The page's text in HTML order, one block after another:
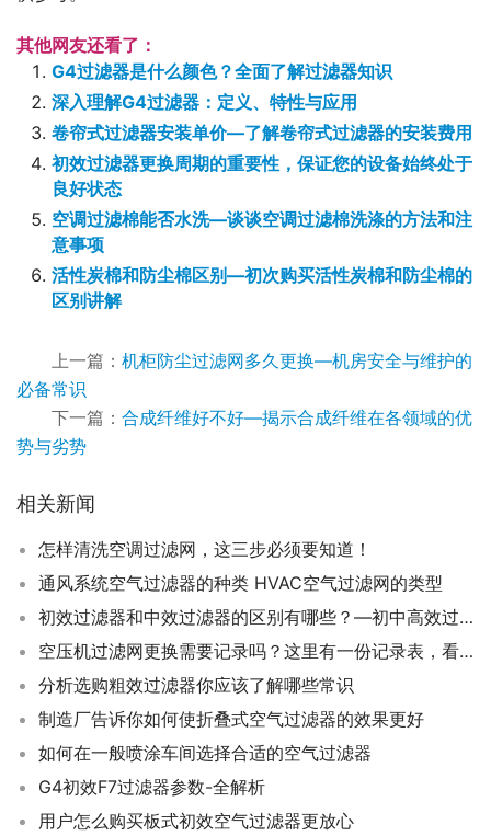
其他网友还看了：
G4过滤器是什么颜色？全面了解过滤器知识
深入理解G4过滤器：定义、特性与应用
卷帘式过滤器安装单价—了解卷帘式过滤器的安装费用
初效过滤器更换周期的重要性，保证您的设备始终处于
良好状态
空调过滤棉能否水洗—谈谈空调过滤棉洗涤的方法和注
意事项
活性炭棉和防尘棉区别—初次购买活性炭棉和防尘棉的
区别讲解
上一篇： 机柜防尘过滤网多久更换—机房安全与维护的
必备常识
下一篇： 合成纤维好不好—揭示合成纤维在各领域的优
势与劣势
相关新闻
怎样清洗空调过滤网，这三步必须要知道！
通风系统空气过滤器的种类 HVAC空气过滤网的类型
初效过滤器和中效过滤器的区别有哪些？—初中高效过滤器的区别介绍，应该如何选择？
空压机过滤网更换需要记录吗？这里有一份记录表，看过来！
分析选购粗效过滤器你应该了解哪些常识
制造厂告诉你如何使折叠式空气过滤器的效果更好
如何在一般喷涂车间选择合适的空气过滤器
G4初效F7过滤器参数-全解析
用户怎么购买板式初效空气过滤器更放心